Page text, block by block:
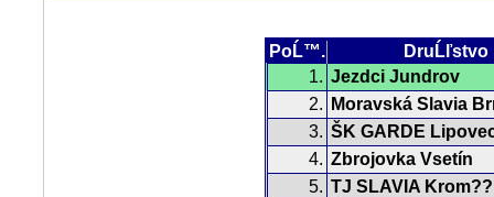
PoĹ™.
DruĹľstvo
1. Jezdci Jundrov
2.
Moravská Slavia
3. ŠK GARDE
4. Zbrojovka Vsetín
5. TJ SLAVIA